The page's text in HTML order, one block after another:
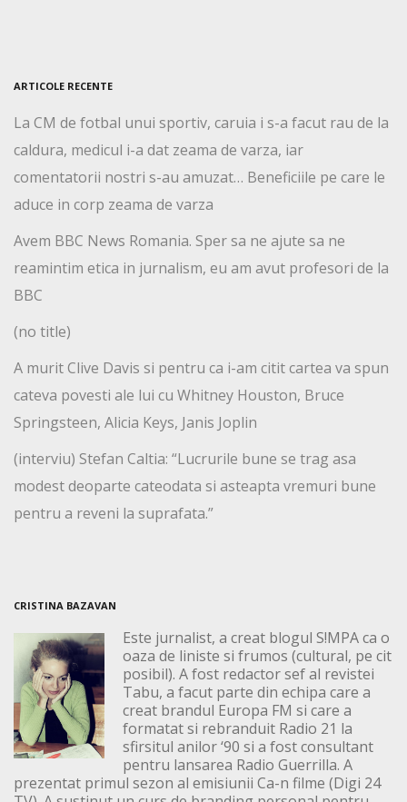
ARTICOLE RECENTE
La CM de fotbal unui sportiv, caruia i s-a facut rau de la
caldura, medicul i-a dat zeama de varza, iar
comentatorii nostri s-au amuzat… Beneficiile pe care le
aduce in corp zeama de varza
Avem BBC News Romania. Sper sa ne ajute sa ne
reamintim etica in jurnalism, eu am avut profesori de la
BBC
(no title)
A murit Clive Davis si pentru ca i-am citit cartea va spun
cateva povesti ale lui cu Whitney Houston, Bruce
Springsteen, Alicia Keys, Janis Joplin
(interviu) Stefan Caltia: “Lucrurile bune se trag asa
modest deoparte cateodata si asteapta vremuri bune
pentru a reveni la suprafata.”
CRISTINA BAZAVAN
Este jurnalist, a creat blogul S!MPA ca o
oaza de liniste si frumos (cultural, pe cit
posibil). A fost redactor sef al revistei
Tabu, a facut parte din echipa care a
creat brandul Europa FM si care a
formatat si rebranduit Radio 21 la
sfirsitul anilor ‘90 si a fost consultant
pentru lansarea Radio Guerrilla. A
prezentat primul sezon al emisiunii Ca-n filme (Digi 24